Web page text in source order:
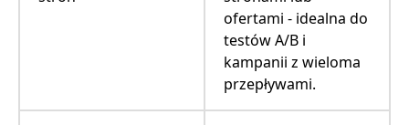
ofertami - idealna do
testów A/B i
kampanii z wieloma
przepływami.